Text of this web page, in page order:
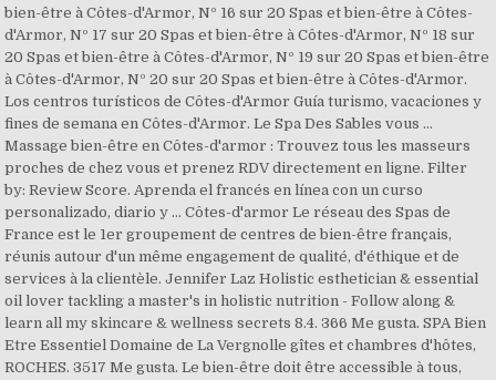
bien-être à Côtes-d'Armor, Nº 16 sur 20 Spas et bien-être à Côtes-
d'Armor, Nº 17 sur 20 Spas et bien-être à Côtes-d'Armor, Nº 18 sur
20 Spas et bien-être à Côtes-d'Armor, Nº 19 sur 20 Spas et bien-être
à Côtes-d'Armor, Nº 20 sur 20 Spas et bien-être à Côtes-d'Armor.
Los centros turísticos de Côtes-d'Armor Guía turismo, vacaciones y
fines de semana en Côtes-d'Armor. Le Spa Des Sables vous …
Massage bien-être en Côtes-d'armor : Trouvez tous les masseurs
proches de chez vous et prenez RDV directement en ligne. Filter
by: Review Score. Aprenda el francés en línea con un curso
personalizado, diario y … Côtes-d'armor Le réseau des Spas de
France est le 1er groupement de centres de bien-être français,
réunis autour d'un même engagement de qualité, d'éthique et de
services à la clientèle. Jennifer Laz Holistic esthetician & essential
oil lover tackling a master's in holistic nutrition - Follow along &
learn all my skincare & wellness secrets 8.4. 366 Me gusta. SPA Bien
Etre Essentiel Domaine de La Vergnolle gîtes et chambres d'hôtes,
ROCHES. 3517 Me gusta. Le bien-être doit être accessible à tous,